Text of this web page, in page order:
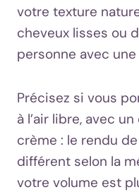
votre texture
cheveux lisses ou
personne avec
Précisez si vous
à l’air libre, avec
crème : le rendu
différent selon la
votre volume est